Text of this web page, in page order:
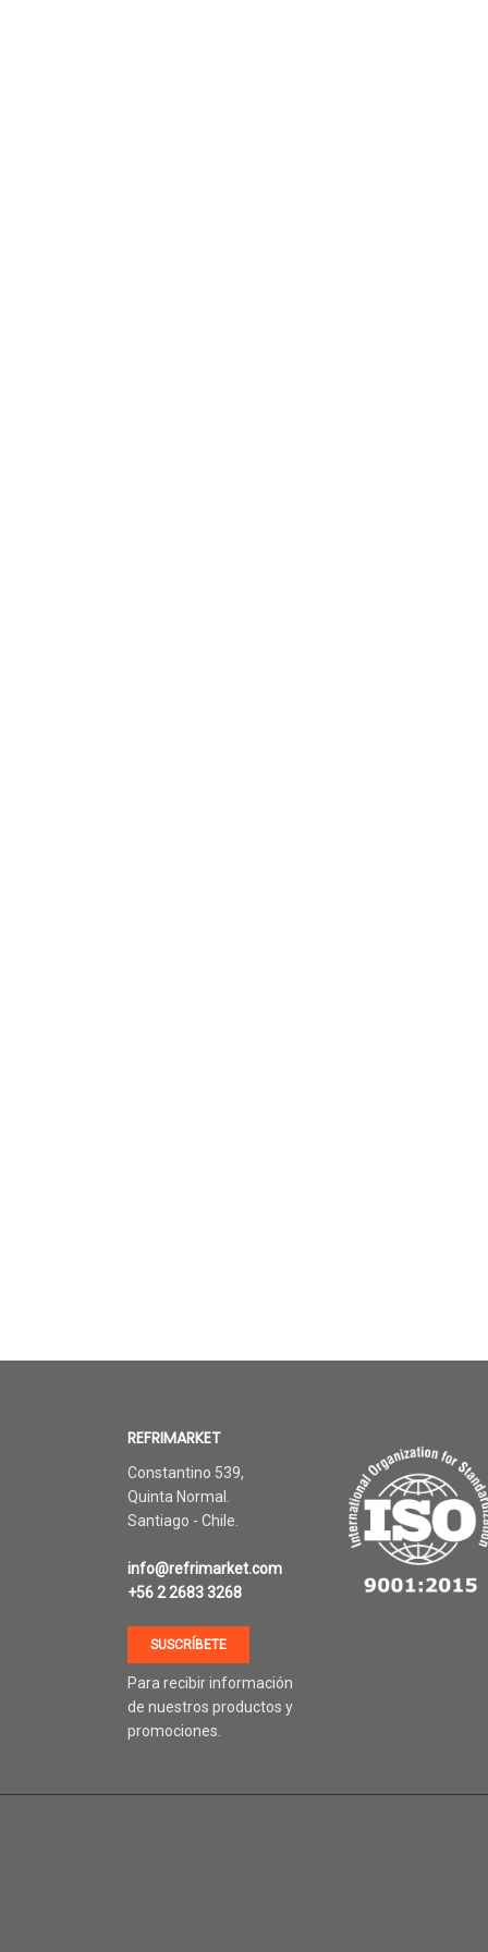
REFRIMARKET
Constantino 539,
Quinta Normal.
Santiago - Chile.
info@refrimarket.com
+56 2 2683 3268
SUSCRÍBETE
Para recibir información
de nuestros productos y
promociones.